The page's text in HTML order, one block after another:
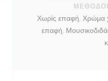
Χωρίς επαφή, Χρώμα
επαφή,